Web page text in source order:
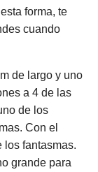
forma, te
cuando
de largo y uno
a 4 de las
de los
Con el
los fantasmas.
grande para